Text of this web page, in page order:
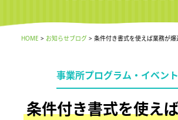
HOME お知らせブログ 条件付き書式を使えば業務が爆
事業所プログラム・イベン
条件付き書式を使え